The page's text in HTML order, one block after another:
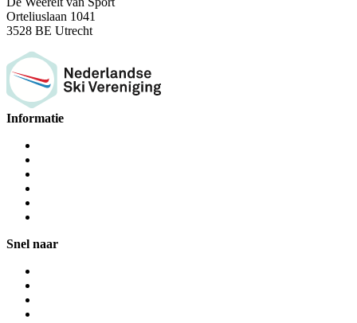
Orteliuslaan 1041
3528 BE Utrecht
Informatie
Snel naar